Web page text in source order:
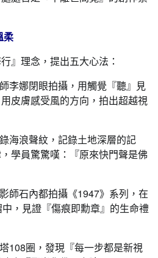
柔
』理念，提出五大心法：
李娜閉眼拍攝，用觸覺『聽』見
皮膚感受風的方向，拍出超越視
海浪聲紋，記錄土地深層的記
學員驚驚嘆：『原來快門聲是佛
師石內都拍攝《1947》系列，在
，見證『傷痕即勳章』的生命禮
108圈，發現『每一步都是新視